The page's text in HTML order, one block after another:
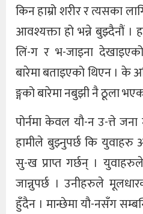
किन हाम्रो शरीर र त्यसका
आवश्यक्ता हो भन्ने बुझ्दैनौं ।
लिं-ग र भ-जाइना
बारेमा बताइएको थिएन । के
ङ्गको बारेमा नबुझी नै ठूला
पोर्नमा केवल यौ-न उ-त्ते
हामीले बुझ्नुपर्छ कि
सु-ख प्राप्त गर्छन् ।
जान्नुपर्छ । उनीहरुले
हुँदैन । मान्छेमा यौ-नसँग